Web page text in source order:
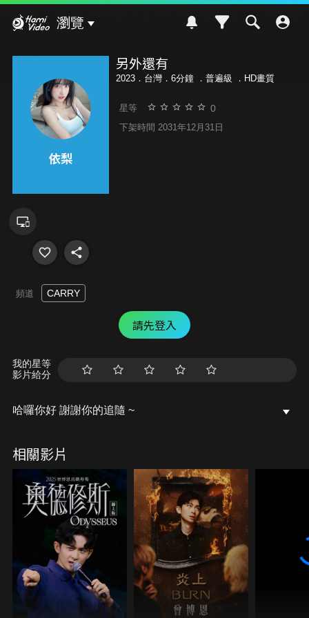
瀏覽
另外還有
2023．台灣．6分鐘 ． 普遍級 ．HD畫質
星等 0
下架時間 2031年12月31日
頻道 CARRY
請先登入
我的星等
影片給分
哈囉你好 謝謝你的追隨 ~
相關影片